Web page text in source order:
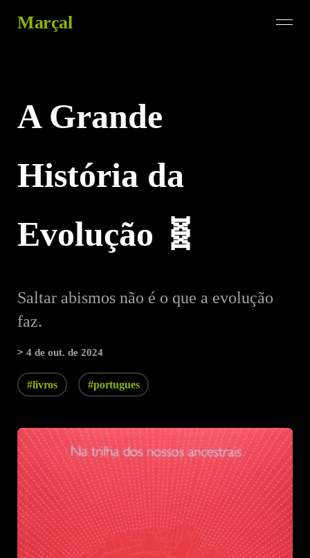
Marçal
A Grande
História da
Evolução 🧬
Saltar abismos não é o que a evolução
faz.
>4 de out. de 2024
#livros #portugues